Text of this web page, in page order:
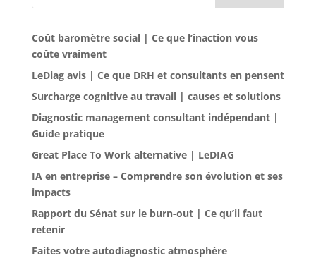
Coût baromètre social | Ce que l’inaction vous
coûte vraiment
LeDiag avis | Ce que DRH et consultants en pensent
Surcharge cognitive au travail | causes et solutions
Diagnostic management consultant indépendant |
Guide pratique
Great Place To Work alternative | LeDIAG
IA en entreprise – Comprendre son évolution et ses
impacts
Rapport du Sénat sur le burn-out | Ce qu’il faut
retenir
Faites votre autodiagnostic atmosphère